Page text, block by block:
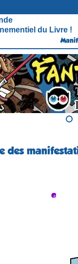
du Livre !
des